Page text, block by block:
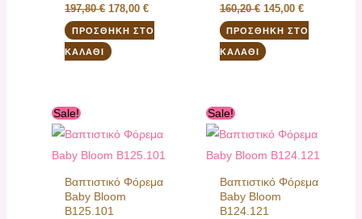
197,80€ 178,00€
ΠΡΟΣΘΉΚΗ ΣΤΟ
ΚΑΛΆΘΙ
160,20€ 145,00 €
ΠΡΟΣΘΉΚΗ ΣΤΟ
ΚΑΛΆΘΙ
Sale!
Βαπτιστικό Φόρεμα
Baby Bloom
B125.101
was:
τιμή
150,00 €.
Sale!
Βαπτιστικό Φόρεμα
Baby Bloom
B124.121
was:
τιμή
145,00 €.